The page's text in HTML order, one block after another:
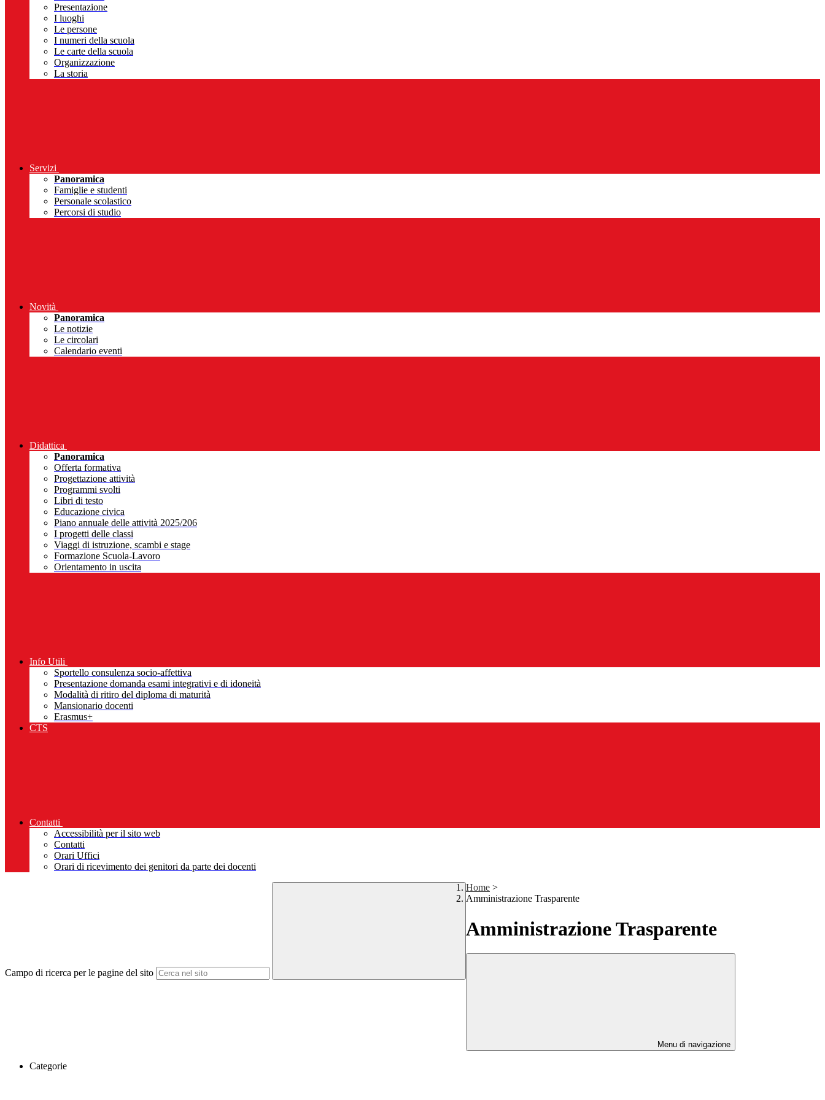
Presentazione
I luoghi
Le persone
I numeri della scuola
Le carte della scuola
Organizzazione
La storia
Servizi
Panoramica
Famiglie e studenti
Personale scolastico
Percorsi di studio
Novità
Panoramica
Le notizie
Le circolari
Calendario eventi
Didattica
Panoramica
Offerta formativa
Progettazione attività
Programmi svolti
Libri di testo
Educazione civica
Piano annuale delle attività 2025/206
I progetti delle classi
Viaggi di istruzione, scambi e stage
Formazione Scuola-Lavoro
Orientamento in uscita
Info Utili
Sportello consulenza socio-affettiva
Presentazione domanda esami integrativi e di idoneità
Modalità di ritiro del diploma di maturità
Mansionario docenti
Erasmus+
CTS
Contatti
Accessibilità per il sito web
Contatti
Orari Uffici
Orari di ricevimento dei genitori da parte dei docenti
Campo di ricerca per le pagine del sito
Home >
Amministrazione Trasparente
Amministrazione Trasparente
Menu di navigazione
Categorie